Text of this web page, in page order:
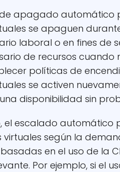
apagado automático
se apaguen
laboral o en fines de
de recursos cuando
políticas de
se activen
disponibilidad sin
el escalado
virtuales según la
en el uso de la
Por ejemplo, si el